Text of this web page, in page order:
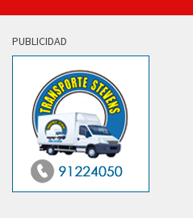
PUBLICIDAD